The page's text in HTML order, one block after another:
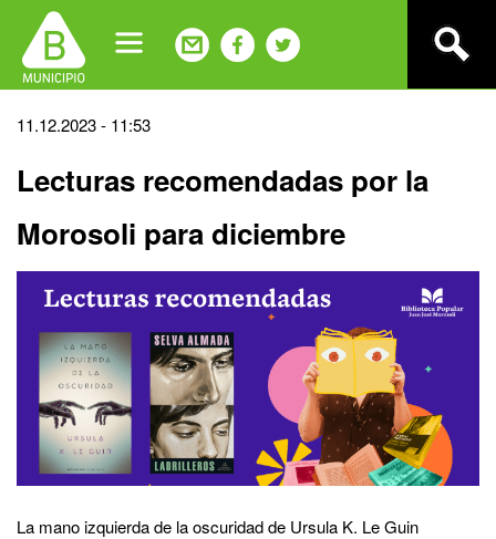
navigation
Back
top
11.12.2023 - 11:53
Lecturas recomendadas por la
Morosoli para diciembre
La mano izquierda de la oscuridad de Ursula K. Le Guin